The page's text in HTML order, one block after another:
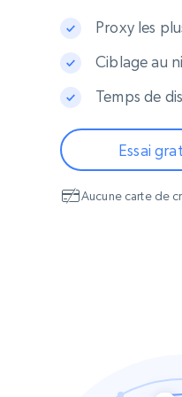
Proxy les
Ciblage au
Temps de
Essai
Aucune carte de